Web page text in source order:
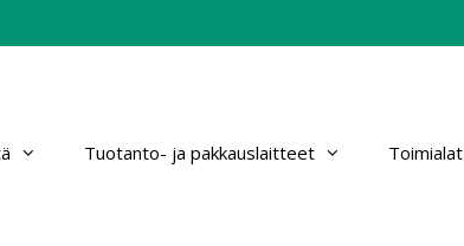
Tuotanto- ja pakkauslaitteet Toimialat